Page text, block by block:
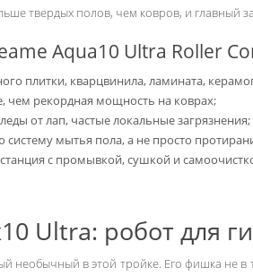
твердых полов, чем ковров, и главный
Aqua10 Ultra Roller
плитки, кварцвинила, ламината,
чем рекордная мощность на коврах;
от лап, частые локальные загрязнения;
систему мытья пола, а не просто
с промывкой, сушкой и
Ultra: робот для
необычный в этой тройке. Его фишка не